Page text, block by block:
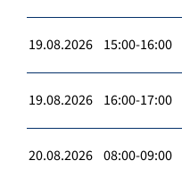
19.08.2026 15:00-16:00
19.08.2026 16:00-17:00
20.08.2026 08:00-09:00